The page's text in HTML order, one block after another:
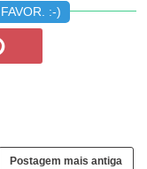
:-)
Postagem mais antiga